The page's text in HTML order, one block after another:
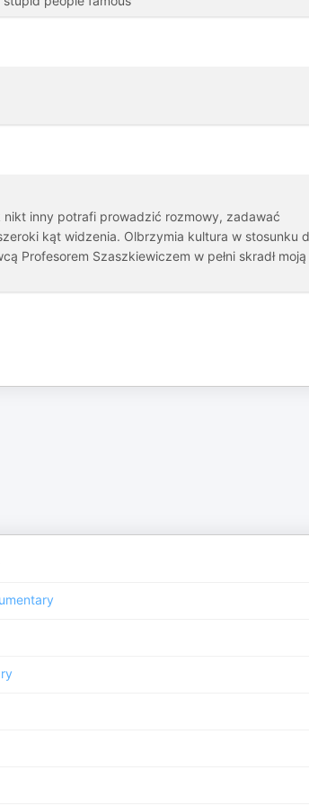
nikt inny potrafi prowadzić rozmowy, zadawać
kąt widzenia. Olbrzymia kultura w stosunku
Profesorem Szaszkiewiczem w pełni skradł moją